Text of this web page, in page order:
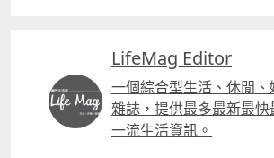
LifeMag Editor
一個綜合型生活、休閒、
雜誌，提供最多最新最快
一流生活資訊。